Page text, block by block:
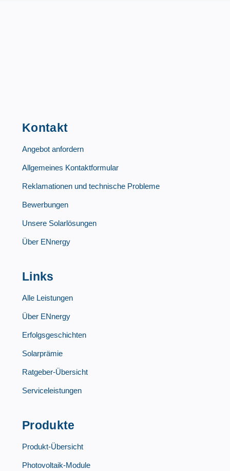
Produkte
Produkt-Übersicht
Photovoltaik-Module
Links
Alle Leistungen
Über ENnergy
Erfolgsgeschichten
Solarprämie
Ratgeber-Übersicht
Serviceleistungen
Kontakt
Angebot anfordern
Allgemeines Kontaktformular
Reklamationen und technische Probleme
Bewerbungen
Unsere Solarlösungen
Über ENnergy